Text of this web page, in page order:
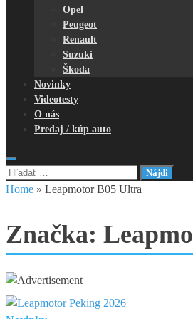
Opel
Peugeot
Renault
Suzuki
Škoda
Novinky
Videotesty
O nás
Predaj / kúp auto
Hľadať:
Home » Leapmotor B05 Ultra
Značka: